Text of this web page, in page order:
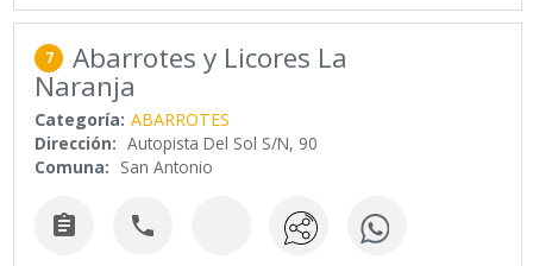
7 Abarrotes y Licores La
Naranja
Categoría: ABARROTES
Dirección: Autopista Del Sol S/N, 90
Comuna: San Antonio
 